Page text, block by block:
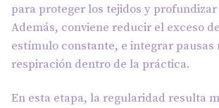
para proteger los tejidos y profundizar
Además, conviene reducir el exceso
estímulo constante, e integrar pausas
respiración dentro de la práctica.
En esta etapa, la regularidad resulta